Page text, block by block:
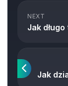
NEXT
Jak
Jak